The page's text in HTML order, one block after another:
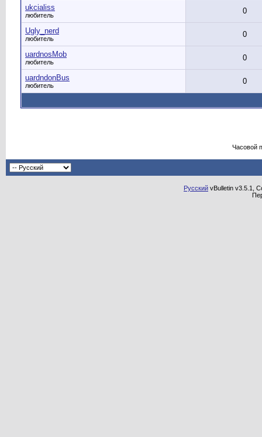
ukcialiss
любитель 0
Ugly_nerd
любитель 0
uardnosMob
любитель 0
uardndonBus
любитель 0
Часовой
Русский vBulletin v3.5.1,